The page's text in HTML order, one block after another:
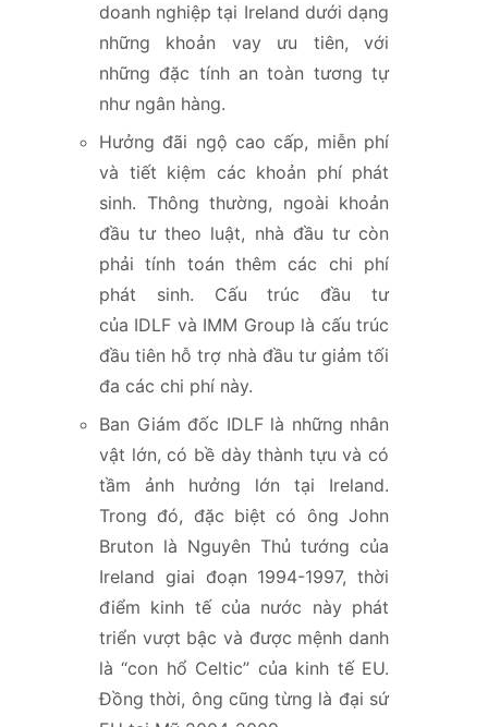
doanh nghiệp tại Ireland dưới dạng
những khoản vay ưu tiên, với
những đặc tính an toàn tương tự
như ngân hàng.
Hưởng đãi ngộ cao cấp, miễn phí
và tiết kiệm các khoản phí phát
sinh. Thông thường, ngoài khoản
đầu tư theo luật, nhà đầu tư còn
phải tính toán thêm các chi phí
phát sinh. Cấu trúc đầu tư
của IDLF và IMM Group là cấu trúc
đầu tiên hỗ trợ nhà đầu tư giảm tối
đa các chi phí này.
Ban Giám đốc IDLF là những nhân
vật lớn, có bề dày thành tựu và có
tầm ảnh hưởng lớn tại Ireland.
Trong đó, đặc biệt có ông John
Bruton là Nguyên Thủ tướng của
Ireland giai đoạn 1994-1997, thời
điểm kinh tế của nước này phát
triển vượt bậc và được mệnh danh
là “con hổ Celtic” của kinh tế EU.
Đồng thời, ông cũng từng là đại sứ